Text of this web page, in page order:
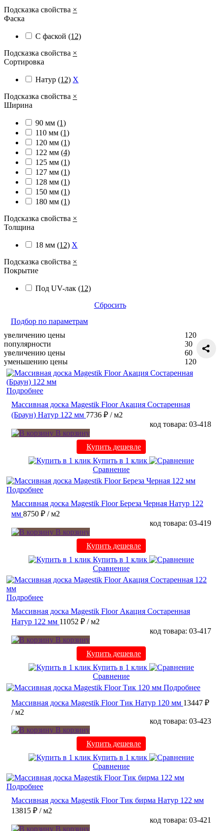
Подсказка свойства ×
Фаска
С фаской (12)
Подсказка свойства ×
Сортировка
Натур (12) X
Подсказка свойства ×
Ширина
90 мм (1)
110 мм (1)
120 мм (1)
122 мм (4)
125 мм (1)
127 мм (1)
128 мм (1)
150 мм (1)
180 мм (1)
Подсказка свойства ×
Толщина
18 мм (12) X
Подсказка свойства ×
Покрытие
Под UV-лак (12)
Сбросить
Подбор по параметрам
увеличению цены
популярности
увеличению цены
уменьшению цены
120
30
60
120
Подробнее
Массивная доска Magestik Floor Акация Состаренная
(Браун) Натур 122 мм 7736 ₽ / м2
код товара: 03-418
В корзину
Купить дешевле
Купить в 1 клик
Сравнение
Подробнее
Массивная доска Magestik Floor Береза Черная Натур 122
мм 8750 ₽ / м2
код товара: 03-419
В корзину
Купить дешевле
Купить в 1 клик
Сравнение
Подробнее
Массивная доска Magestik Floor Акация Состаренная
Натур 122 мм 11052 ₽ / м2
код товара: 03-417
В корзину
Купить дешевле
Купить в 1 клик
Сравнение
Подробнее
Массивная доска Magestik Floor Тик Натур 120 мм 13447 ₽
/ м2
код товара: 03-423
В корзину
Купить дешевле
Купить в 1 клик
Сравнение
Подробнее
Массивная доска Magestik Floor Тик бирма Натур 122 мм
13815 ₽ / м2
код товара: 03-421
В корзину